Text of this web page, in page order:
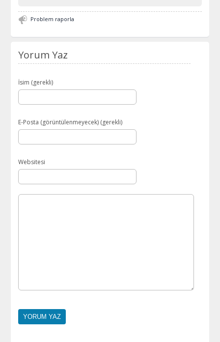
Problem raporla
Yorum Yaz
İsim (gerekli)
E-Posta (görüntülenmeyecek) (gerekli)
Websitesi